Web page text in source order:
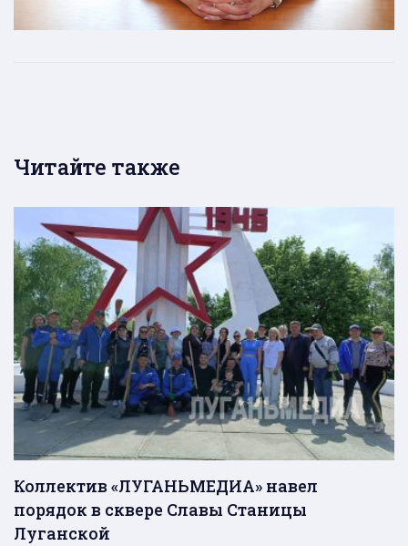
Читайте также
Коллектив «ЛУГАНЬМЕДИА» навел
порядок в сквере Славы Станицы
Луганской